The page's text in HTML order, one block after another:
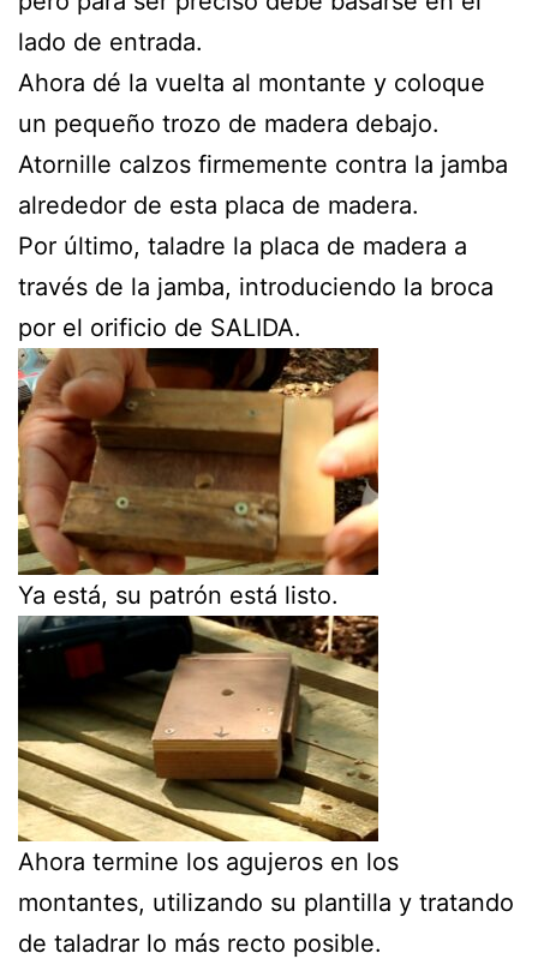
lado de entrada.
Ahora dé la vuelta al montante y coloque
un pequeño trozo de madera debajo.
Atornille calzos firmemente contra la jamba
alrededor de esta placa de madera.
Por último, taladre la placa de madera a
través de la jamba, introduciendo la broca
por el orificio de SALIDA.
Ya está, su patrón está listo.
Ahora termine los agujeros en los
montantes, utilizando su plantilla y tratando
de taladrar lo más recto posible.